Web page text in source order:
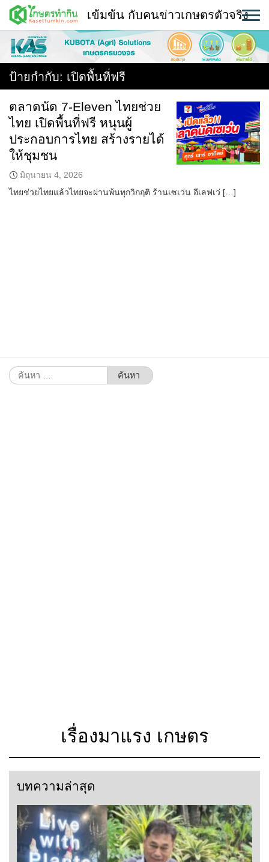
Skip
content
พืช
หน้าแรก
แวดวงเกษตร
ใคร ทำอะไร ที่ไหน
สถานีข่าววันนี้
เข้มข้น กับคนข่าวเกษตรตัวจริง
ป้ายกำกับ: เปิดพื้นที่ฟรี
ตลาดนัด 7-Eleven ไทยช่วย
ไทย เปิดพื้นที่ฟรี หนุนผู้
ประกอบการไทย สร้างรายได้
ให้ชุมชน
มิถุนายน 4, 2026
ไทยช่วยไทยแล้วไทยจะผ่านพ้นทุกวิกฤติ ร้านเซเว่น อีเลฟเว่ […]
ค้นหา
สำหรับ:
เรื่องมาแรง เกษตร
บทความล่าสุด